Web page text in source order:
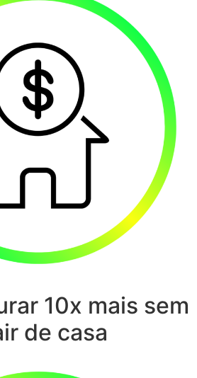
10x mais sem
de casa